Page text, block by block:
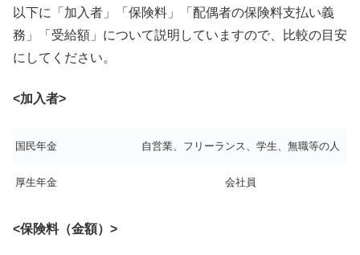
以下に「加入者」「保険料」「配偶者の保険料支払い義
務」「受給額」について説明していますので、比較の目安
にしてください。
<加入者>
国民年金 自営業、フリーランス、学生、無職等の人
厚生年金 会社員
<保険料（金額）>